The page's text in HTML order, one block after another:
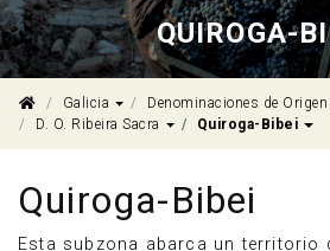
QUIROGA-
Galicia Dropdown
Denominaciones de Origen
D. O. Ribeira Sacra
Dropdown
Quiroga-Bibei
Quiroga-Bibei
Esta subzona abarca un territorio